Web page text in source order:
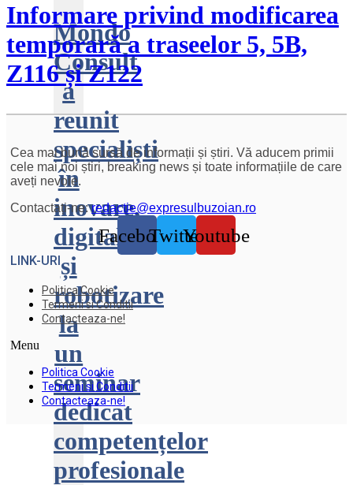
Mondo
Consult
a
reunit
specialiști
în
inovare,
digitalizare
și
robotizare
la
un
seminar
dedicat
competențelor
profesionale
Informare privind modificarea
temporară a traseelor 5, 5B,
Z116 și Z122
Cea mai bună sursă de informații și știri. Vă aducem primii
cele mai noi știri, breaking news și toate informațiile de care
aveți nevoie.
Contactați-ne:redactie@expresulbuzoian.ro
FacebookTwitterYoutube
LINK-URI
Politica Cookie
Termeni si Conditii
Contacteaza-ne!
Menu
Politica Cookie
Termeni si Conditii
Contacteaza-ne!